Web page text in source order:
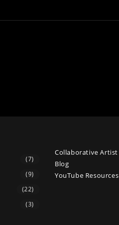
(7)
(9)
(22)
(3)
Collaborative Artist
Blog
YouTube Resources